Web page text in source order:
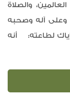
والصلاة
وعلى آله وصحبه
لطاعته: أنه